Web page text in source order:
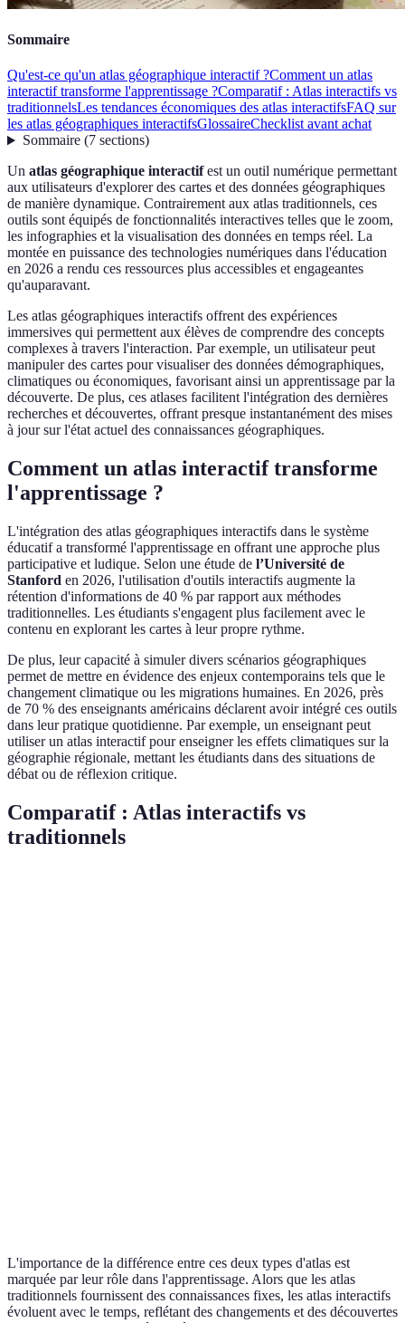
Sommaire
Qu'est-ce qu'un atlas géographique interactif ?Comment un atlas
interactif transforme l'apprentissage ?Comparatif : Atlas interactifs vs
traditionnelsLes tendances économiques des atlas interactifsFAQ sur
les atlas géographiques interactifsGlossaireChecklist avant achat
Sommaire(7 sections)
Un atlas géographique interactifest un outil numérique permettant
aux utilisateurs d'explorer des cartes et des données géographiques
de manière dynamique. Contrairement aux atlas traditionnels, ces
outils sont équipés de fonctionnalités interactives telles que le zoom,
les infographies et la visualisation des données en temps réel. La
montée en puissance des technologies numériques dans l'éducation
en 2026 a rendu ces ressources plus accessibles et engageantes
qu'auparavant.
Les atlas géographiques interactifs offrent des expériences
immersives qui permettent aux élèves de comprendre des concepts
complexes à travers l'interaction. Par exemple, un utilisateur peut
manipuler des cartes pour visualiser des données démographiques,
climatiques ou économiques, favorisant ainsi un apprentissage par la
découverte. De plus, ces atlases facilitent l'intégration des dernières
recherches et découvertes, offrant presque instantanément des mises
à jour sur l'état actuel des connaissances géographiques.
Comment un atlas interactif transforme
l'apprentissage ?
L'intégration des atlas géographiques interactifs dans le système
éducatif a transformé l'apprentissage en offrant une approche plus
participative et ludique. Selon une étude de l’Université de
Stanford en 2026, l'utilisation d'outils interactifs augmente la
rétention d'informations de 40 % par rapport aux méthodes
traditionnelles. Les étudiants s'engagent plus facilement avec le
contenu en explorant les cartes à leur propre rythme.
De plus, leur capacité à simuler divers scénarios géographiques
permet de mettre en évidence des enjeux contemporains tels que le
changement climatique ou les migrations humaines. En 2026, près
de 70 % des enseignants américains déclarent avoir intégré ces outils
dans leur pratique quotidienne. Par exemple, un enseignant peut
utiliser un atlas interactif pour enseigner les effets climatiques sur la
géographie régionale, mettant les étudiants dans des situations de
débat ou de réflexion critique.
Comparatif : Atlas interactifs vs
traditionnels
L'importance de la différence entre ces deux types d'atlas est
marquée par leur rôle dans l'apprentissage. Alors que les atlas
traditionnels fournissent des connaissances fixes, les atlas interactifs
évoluent avec le temps, reflétant des changements et des découvertes